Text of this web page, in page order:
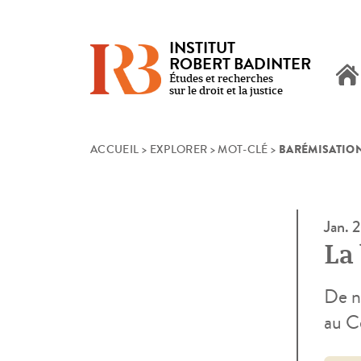
INSTITUT
ROBERT BADINTER
Études et recherches
sur le droit et la justice
ACCUEIL > EXPLORER >MOT-CLÉ >
Jan.
De
au